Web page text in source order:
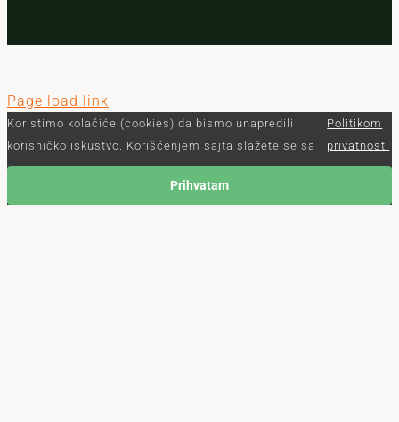
Page load link
Koristimo kolačiće (cookies) da bismo unapredili
korisničko iskustvo. Korišćenjem sajta slažete se sa
Politikom
privatnosti
Prihvatam